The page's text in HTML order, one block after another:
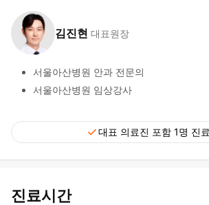
김진현 대표원장
서울아산병원 안과 전문의
서울아산병원 임상강사
check대표 의료진 포함 1명 진
진료시간